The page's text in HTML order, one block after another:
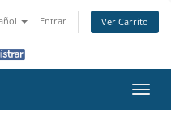
Entrar Ver Carrito